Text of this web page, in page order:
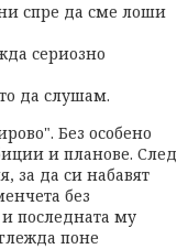
спре да сме лоши
сериозно
да слушам.
Без особено
и планове. След
за да си набавят
без
последната му
поне